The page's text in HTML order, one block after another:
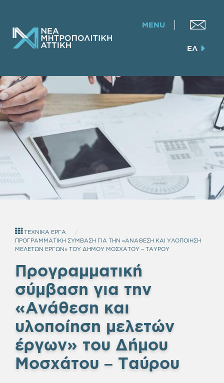
MENU
ΕΛ
ΤΕΧΝΙΚΑ ΕΡΓΑ
ΠΡΟΓΡΑΜΜΑΤΙΚΗ ΣΥΜΒΑΣΗ ΓΙΑ ΤΗΝ «ΑΝΑΘΕΣΗ ΚΑΙ ΥΛΟΠΟΙΗΣΗ
ΜΕΛΕΤΩΝ ΕΡΓΩΝ» ΤΟΥ ΔΗΜΟΥ ΜΟΣΧΑΤΟΥ – ΤΑΥΡΟΥ
Προγραμματική
σύμβαση για την
«Ανάθεση και
υλοποίηση μελετών
έργων» του Δήμου
Μοσχάτου – Ταύρου